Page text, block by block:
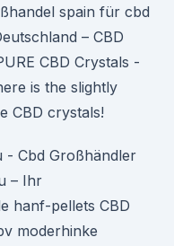
spain für cbd
– CBD
CBD Crystals -
is the slightly
CBD crystals!
- Cbd Großhändler
– Ihr
hanf-pellets CBD
moderhinke